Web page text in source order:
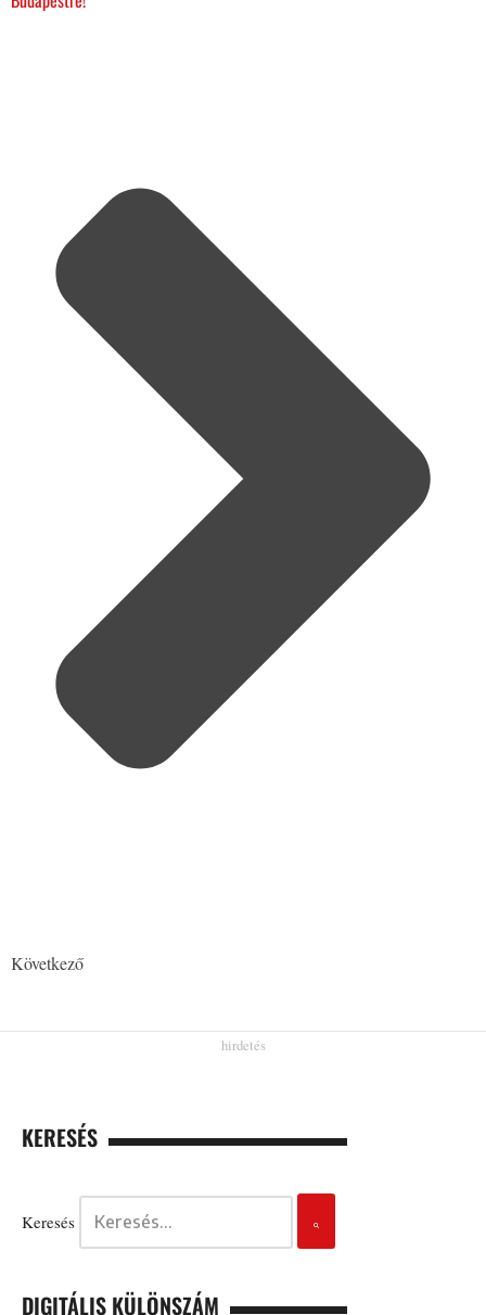
Következő
KERESÉS
Keresés
DIGITÁLIS KÜLÖNSZÁM